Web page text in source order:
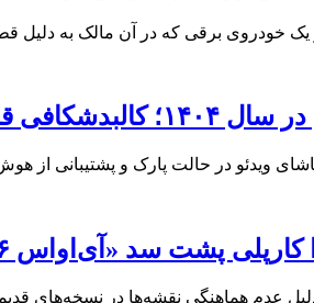
یک خودروی برقی که در آن مالک به دلیل
جدید کارپلی
پشت سد «آی‌او‌اس ۲۶» ماند؟
نقشه‌ها در نسخه‌های قدیمی آی‌او‌اس ۲۶ و نرخ پایین نصب